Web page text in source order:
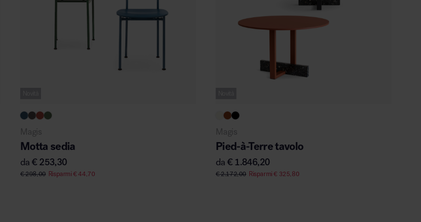
Magis
Motta sedia
da€ 253,30
€298,00 Risparmi€44,70
Magis
Pied-à-Terre tavolo
da€ 1.846,20
€2.172,00 Risparmi€ 325,80